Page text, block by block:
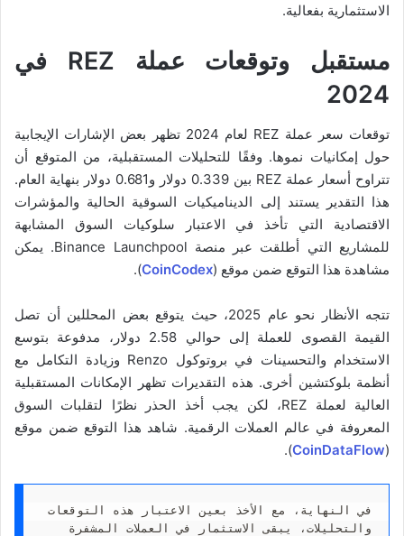
الاستثمارية بفعالية.
مستقبل وتوقعات عملة REZ في
2024
توقعات سعر عملة REZ لعام 2024 تظهر بعض الإشارات الإيجابية
حول إمكانيات نموها. وفقًا للتحليلات المستقبلية، من المتوقع أن
تتراوح أسعار عملة REZ بين 0.339 دولار و0.681 دولار بنهاية العام.
هذا التقدير يستند إلى الديناميكيات السوقية الحالية والمؤشرات
الاقتصادية التي تأخذ في الاعتبار سلوكيات السوق المشابهة
للمشاريع التي أطلقت عبر منصة Binance Launchpool​. يمكن
مشاهدة هذا التوقع ضمن موقع (CoinCodex
).
تتجه الأنظار نحو عام 2025، حيث يتوقع بعض المحللين أن تصل
القيمة القصوى للعملة إلى حوالي 2.58 دولار، مدفوعة بتوسع
الاستخدام والتحسينات في بروتوكول Renzo وزيادة التكامل مع
أنظمة بلوكتشين أخرى. هذه التقديرات تظهر الإمكانات المستقبلية
العالية لعملة REZ، لكن يجب أخذ الحذر نظرًا لتقلبات السوق
المعروفة في عالم العملات الرقمية. شاهد هذا التوقع ضمن موقع
(
CoinDataFlow
)​.